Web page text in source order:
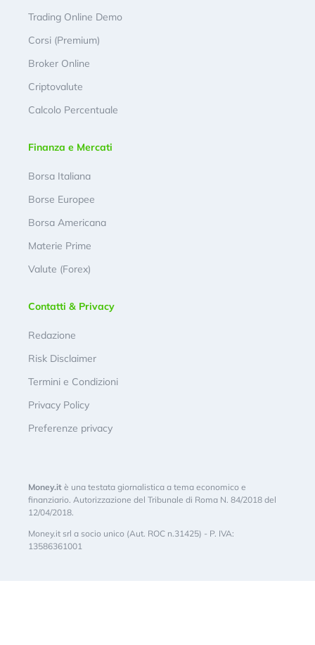
Trading Online Demo
Corsi (Premium)
Broker Online
Criptovalute
Calcolo Percentuale
Finanza e Mercati
Borsa Italiana
Borse Europee
Borsa Americana
Materie Prime
Valute (Forex)
Contatti & Privacy
Redazione
Risk Disclaimer
Termini e Condizioni
Privacy Policy
Preferenze privacy
Money.it è una testata giornalistica a tema economico e
finanziario. Autorizzazione del Tribunale di Roma N. 84/2018 del
12/04/2018.
Money.it srl a socio unico (Aut. ROC n.31425) - P. IVA:
13586361001